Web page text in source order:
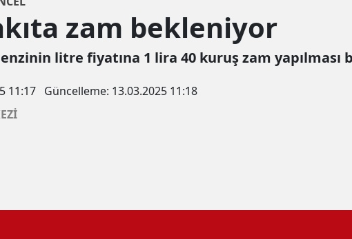
zam bekleniyor
litre fiyatına 1 lira 40 kuruş zam yapılması
11:17 Güncelleme: 13.03.2025 11:18